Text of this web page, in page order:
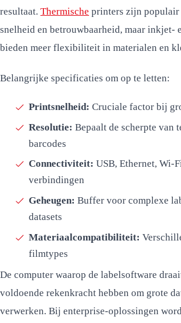
resultaat. Thermische printers zijn populair
snelheid en betrouwbaarheid, maar inkjet-
bieden meer flexibiliteit in materialen en
Belangrijke specificaties om op te letten:
Printsnelheid: Cruciale factor bij
Resolutie: Bepaalt de scherpte van
barcodes
Connectiviteit: USB, Ethernet, Wi-
verbindingen
Geheugen: Buffer voor complexe
datasets
Materiaalcompatibiliteit:
filmtypes
De computer waarop de labelsoftware
voldoende rekenkracht hebben om grote
verwerken. Bij enterprise-oplossingen